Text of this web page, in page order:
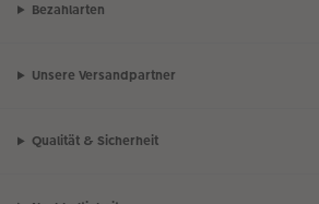
Bezahlarten
Unsere Versandpartner
Qualität & Sicherheit